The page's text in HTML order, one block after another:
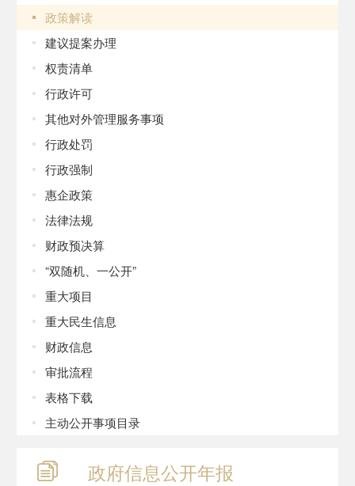
政策解读
建议提案办理
权责清单
行政许可
其他对外管理服务事项
行政处罚
行政强制
惠企政策
法律法规
财政预决算
“双随机、一公开”
重大项目
重大民生信息
财政信息
审批流程
表格下载
主动公开事项目录
政府信息公开年报